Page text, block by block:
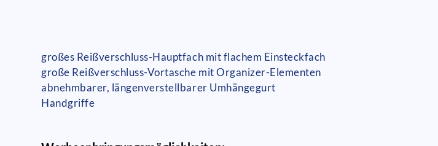
großes Reißverschluss-Hauptfach mit flachem Einsteckfach
große Reißverschluss-Vortasche mit Organizer-Elementen
abnehmbarer, längenverstellbarer Umhängegurt
Handgriffe